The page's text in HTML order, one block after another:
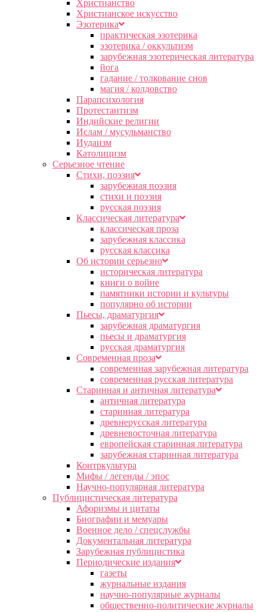
Христианство
Христианское искусство
Эзотерика
практическая эзотерика
эзотерика / оккультизм
зарубежная эзотерическая литература
йога
гадание / толкование снов
магия / колдовство
Парапсихология
Протестантизм
Индийские религии
Ислам / мусульманство
Иудаизм
Католицизм
Серьезное чтение
Cтихи, поэзия
зарубежная поэзия
стихи и поэзия
русская поэзия
Классическая литература
классическая проза
зарубежная классика
русская классика
Об истории серьезно
историческая литература
книги о войне
памятники истории и культуры
популярно об истории
Пьесы, драматургия
зарубежная драматургия
пьесы и драматургия
русская драматургия
Современная проза
современная зарубежная литература
современная русская литература
Старинная и античная литература
античная литература
старинная литература
древнерусская литература
древневосточная литература
европейская старинная литература
зарубежная старинная литература
Контркультура
Мифы / легенды / эпос
Научно-популярная литература
Публицистическая литература
Афоризмы и цитаты
Биографии и мемуары
Военное дело / спецслужбы
Документальная литература
Зарубежная публицистика
Периодические издания
газеты
журнальные издания
научно-популярные журналы
общественно-политические журналы